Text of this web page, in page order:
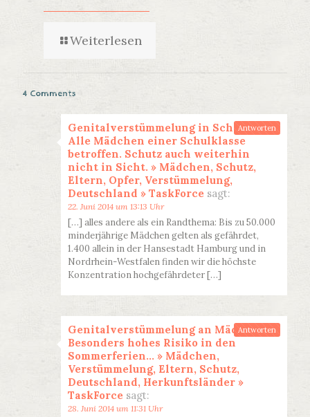
Weiterlesen
4 Comments
Genitalverstümmelung in Schweden:
Alle Mädchen einer Schulklasse
betroffen. Schutz auch weiterhin
nicht in Sicht. » Mädchen, Schutz,
Eltern, Opfer, Verstümmelung,
Deutschland » TaskForce sagt:
22. Juni 2014 um 13:13 Uhr
[…] alles andere als ein Randthema: Bis zu 50.000
minderjährige Mädchen gelten als gefährdet,
1.400 allein in der Hansestadt Hamburg und in
Nordrhein-Westfalen finden wir die höchste
Konzentration hochgefährdeter […]
Antworten
Genitalverstümmelung an Mädchen:
Besonders hohes Risiko in den
Sommerferien… » Mädchen,
Verstümmelung, Eltern, Schutz,
Deutschland, Herkunftsländer »
TaskForce sagt:
28. Juni 2014 um 11:31 Uhr
Antworten